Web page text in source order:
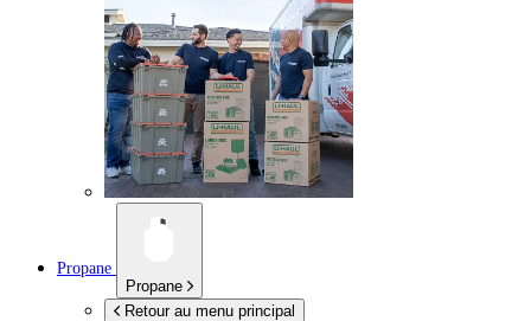
Propane
Propane
Retour au menu principal